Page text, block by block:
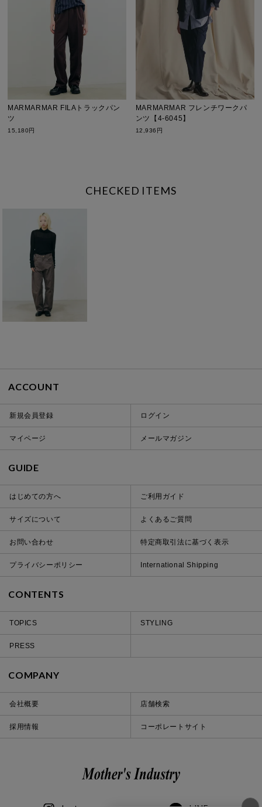
MARMARMAR FILAトラックパン
ツ
15,180円
MARMARMAR フレンチワークパ
ンツ【4-6045】
12,936円
CHECKED ITEMS
ACCOUNT
新規会員登録 ログイン
マイページ メールマガジン
GUIDE
はじめての方へ ご利用ガイド
サイズについて よくあるご質問
お問い合わせ 特定商取引法に基づく表示
プライバシーポリシー International Shipping
CONTENTS
TOPICS STYLING
PRESS
COMPANY
会社概要 店舗検索
採用情報 コーポレートサイト